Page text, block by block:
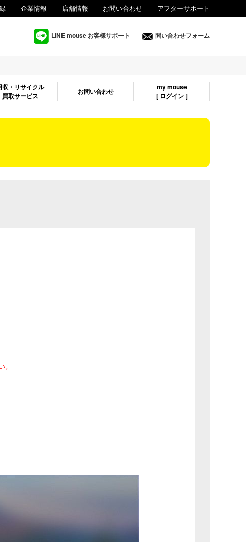
企業情報 店舗情報 お問い合わせ
アフターサポート
法人様向け
LINE mouse お客様サポート 問い合わせフォーム
収・リサイクル
買取サービス
お問い合わせ
my mouse
[ ログイン ]